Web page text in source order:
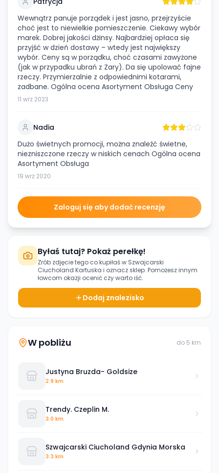
Wewnątrz panuje porządek i jest jasno, przejrzyście
choć jest to niewielkie pomieszczenie. Ciekawy wybór
marek. Dobrej jakości dżinsy. Najbardziej opłaca się
przyjść w dzień dostawy – wtedy jest największy
wybór. Ceny są w porządku, choć czasami zawyżone
(jak w przypadku ubrań z Zary). Da się upolować fajne
rzeczy. Przymierzalnie z odpowiednimi kotarami,
zadbane. Ogólna ocena Asortyment Obsługa Ceny
11 wrz 2023
Nadia
Dużo świetnych promocji, można znaleźć świetne,
niezniszczone rzeczy w niskich cenach Ogólna ocena
Asortyment Obsługa
19 wrz 2020
Zaloguj się aby dodać recenzję
Byłaś tutaj? Pokaż perełkę!
Zrób zdjęcie tego co kupiłaś w Szwajcarski
Ciucholand Kartuska i oznacz sklep. Pomożesz innym
łowcom okazji ocenić czy warto iść.
Dodaj znalezisko
W pobliżu do 5 km
Justyna Bruzda- Goldsize
2.9 km
Trendy. Czeplin M.
3.0 km
Szwajcarski Ciucholand Gdynia Morska
3.3 km